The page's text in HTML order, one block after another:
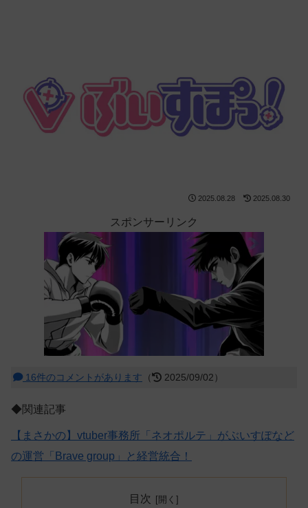
2025.08.28 2025.08.30
スポンサーリンク
16件のコメントがあります （ 2025/09/02）
◆関連記事
【まさかの】vtuber事務所「ネオポルテ」がぶいすぽなど
の運営「Brave group」と経営統合！
目次